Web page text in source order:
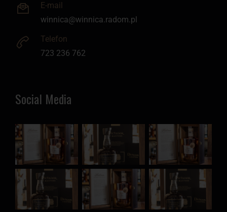
E-mail
winnica@winnica.radom.pl
Telefon
723 236 762
Social Media